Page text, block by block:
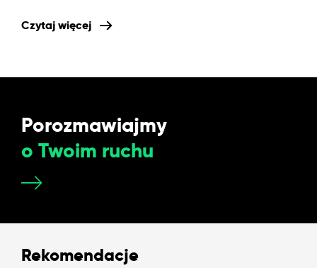
Czytaj więcej
Porozmawiajmy
o Twoim ruchu
Rekomendacje